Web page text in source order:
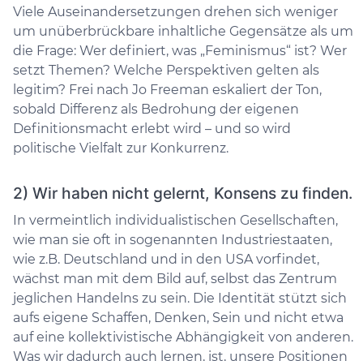
Viele Auseinandersetzungen drehen sich weniger
um unüberbrückbare inhaltliche Gegensätze als um
die Frage: Wer definiert, was „Feminismus“ ist? Wer
setzt Themen? Welche Perspektiven gelten als
legitim? Frei nach Jo Freeman eskaliert der Ton,
sobald Differenz als Bedrohung der eigenen
Definitionsmacht erlebt wird – und so wird
politische Vielfalt zur Konkurrenz.
2) Wir haben nicht gelernt, Konsens zu finden.
In vermeintlich individualistischen Gesellschaften,
wie man sie oft in sogenannten Industriestaaten,
wie z.B. Deutschland und in den USA vorfindet,
wächst man mit dem Bild auf, selbst das Zentrum
jeglichen Handelns zu sein. Die Identität stützt sich
aufs eigene Schaffen, Denken, Sein und nicht etwa
auf eine kollektivistische Abhängigkeit von anderen.
Was wir dadurch auch lernen, ist, unsere Positionen